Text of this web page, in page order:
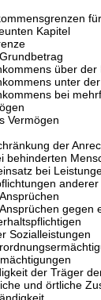
Kapitel
über der
unter der
bei
der
bei
anderer
gegen
der Träger
und örtliche